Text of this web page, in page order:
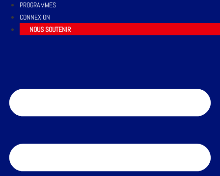
PROGRAMMES
CONNEXION
NOUS SOUTENIR